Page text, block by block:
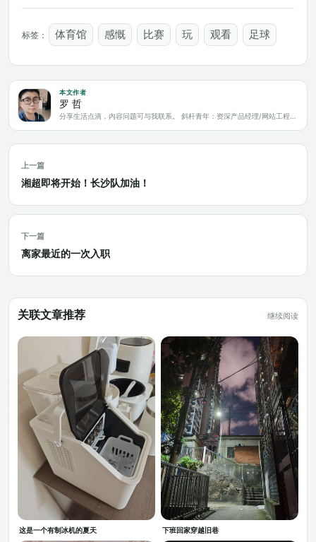
标签： 体育馆 感慨 比赛 玩 观看 足球
本文作者
罗 哲
上一篇
湘超即将开始！长沙队加油！
下一篇
离家最近的一次入职
关联文章推荐 继续阅读
这是一个有制冰机的夏天 下班回家穿越旧巷